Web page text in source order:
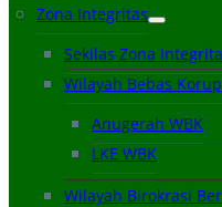
Zona Integritas
Sekilas Zona
Wilayah Bebas
Anugerah WBK
LKE WBK
Wilayah Birokrasi